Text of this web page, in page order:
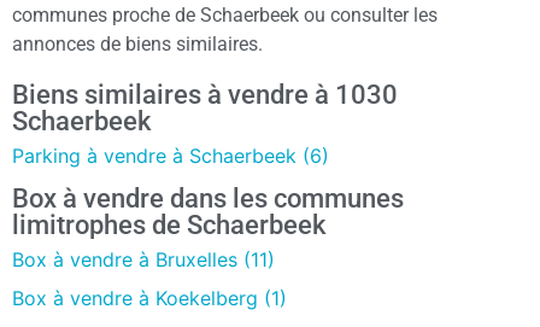
communes proche de Schaerbeek ou consulter les
annonces de biens similaires.
Biens similaires à vendre à 1030
Schaerbeek
Parking à vendre à Schaerbeek (6)
Box à vendre dans les communes
limitrophes de Schaerbeek
Box à vendre à Bruxelles (11)
Box à vendre à Koekelberg (1)